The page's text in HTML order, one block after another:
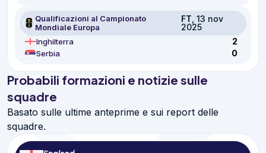
Qualificazioni al Campionato
Mondiale Europa
FT , 13 nov
2025
Inghilterra 2
Serbia 0
Probabili formazioni e notizie sulle
squadre
Basato sulle ultime anteprime e sui report delle
squadre.